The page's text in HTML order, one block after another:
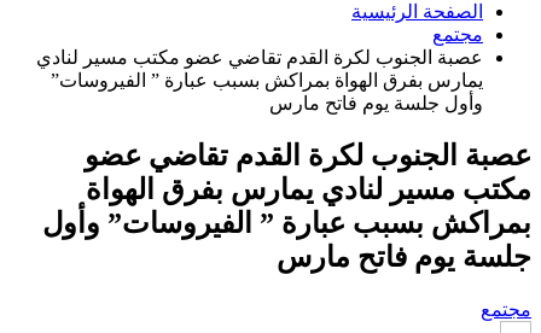
الصفحة الرئيسية
مجتمع
عصبة الجنوب لكرة القدم تقاضي عضو مكتب مسير لنادي
يمارس بفرق الهواة بمراكش بسبب عبارة ” الفيروسات”
وأول جلسة يوم فاتح مارس
عصبة الجنوب لكرة القدم تقاضي عضو
مكتب مسير لنادي يمارس بفرق الهواة
بمراكش بسبب عبارة ” الفيروسات” وأول
جلسة يوم فاتح مارس
مجتمع